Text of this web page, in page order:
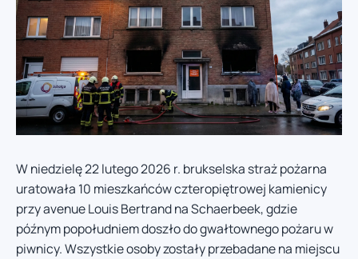
W niedzielę 22 lutego 2026 r. brukselska straż pożarna
uratowała 10 mieszkańców czteropiętrowej kamienicy
przy avenue Louis Bertrand na Schaerbeek, gdzie
późnym popołudniem doszło do gwałtownego pożaru w
piwnicy. Wszystkie osoby zostały przebadane na miejscu